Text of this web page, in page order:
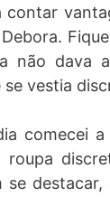
contar
não dava
se vestia
comecei a
roupa
se